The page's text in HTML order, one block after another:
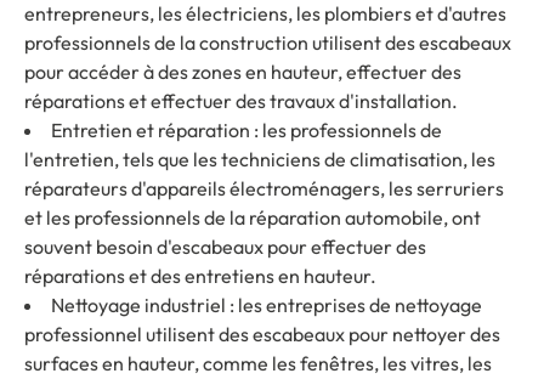
entrepreneurs, les électriciens, les plombiers et d'autres
professionnels de la construction utilisent des escabeaux
pour accéder à des zones en hauteur, effectuer des
réparations et effectuer des travaux d'installation.
Entretien et réparation : les professionnels de
l'entretien, tels que les techniciens de climatisation, les
réparateurs d'appareils électroménagers, les serruriers
et les professionnels de la réparation automobile, ont
souvent besoin d'escabeaux pour effectuer des
réparations et des entretiens en hauteur.
Nettoyage industriel : les entreprises de nettoyage
professionnel utilisent des escabeaux pour nettoyer des
surfaces en hauteur, comme les fenêtres, les vitres, les